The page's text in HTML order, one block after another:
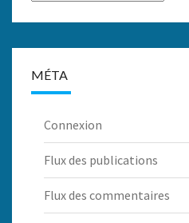
MÉTA
Connexion
Flux des publications
Flux des commentaires